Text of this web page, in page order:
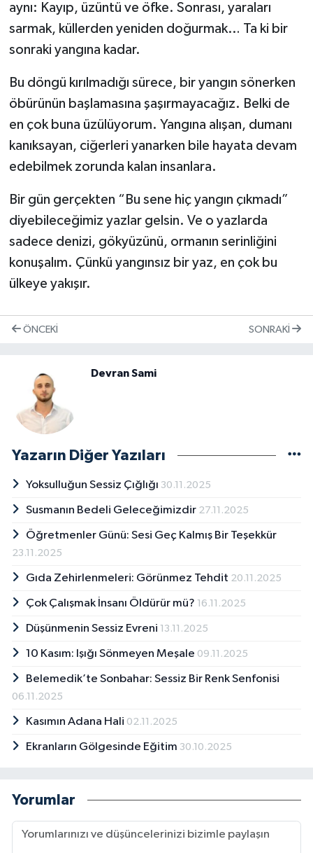
aynı: Kayıp, üzüntü ve öfke. Sonrası, yaraları
sarmak, küllerden yeniden doğurmak… Ta ki bir
sonraki yangına kadar.
Bu döngü kırılmadığı sürece, bir yangın sönerken
öbürünün başlamasına şaşırmayacağız. Belki de
en çok buna üzülüyorum. Yangına alışan, dumanı
kanıksayan, ciğerleri yanarken bile hayata devam
edebilmek zorunda kalan insanlara.
Bir gün gerçekten “Bu sene hiç yangın çıkmadı”
diyebileceğimiz yazlar gelsin. Ve o yazlarda
sadece denizi, gökyüzünü, ormanın serinliğini
konuşalım. Çünkü yangınsız bir yaz, en çok bu
ülkeye yakışır.
ÖNCEKI SONRAKI
Devran Sami
Yazarın Diğer Yazıları
Yoksulluğun Sessiz Çığlığı 30.11.2025
Susmanın Bedeli Geleceğimizdir 27.11.2025
Öğretmenler Günü: Sesi Geç Kalmış Bir Teşekkür
23.11.2025
Gıda Zehirlenmeleri: Görünmez Tehdit 20.11.2025
Çok Çalışmak İnsanı Öldürür mü? 16.11.2025
Düşünmenin Sessiz Evreni 13.11.2025
10 Kasım: Işığı Sönmeyen Meşale 09.11.2025
Belemedik’te Sonbahar: Sessiz Bir Renk Senfonisi
06.11.2025
Kasımın Adana Hali 02.11.2025
Ekranların Gölgesinde Eğitim 30.10.2025
Yorumlar